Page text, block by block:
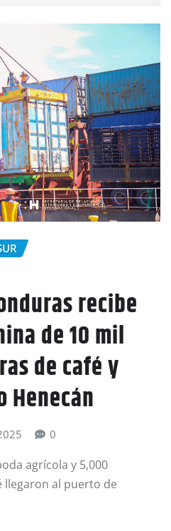
recibe
de 10 mil
de café y
Henecán
0
agrícola y 5,000
llegaron al puerto de